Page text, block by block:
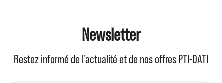
Newsletter
Restez informé de l’actualité et de nos offres PTI-DATI